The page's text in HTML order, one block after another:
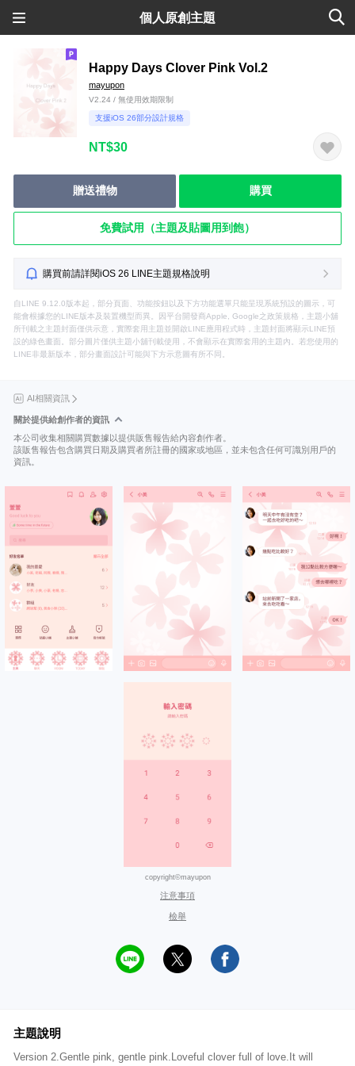
個人原創主題
Happy Days Clover Pink Vol.2
mayupon
V2.24 / 無使用效期限制
支援iOS 26部分設計規格
NT$30
贈送禮物 購買
免費試用（主題及貼圖用到飽）
購買前請詳閱iOS 26 LINE主題規格說明
自LINE 9.12.0版本起，部分頁面、功能按鈕以及下方功能選單只能呈現系統預設的圖示，可
能會根據您的LINE版本及裝置機型而異。因平台開發商Apple, Google之政策規格，主題小舖
所刊載之主題封面僅供示意，實際套用主題並開啟LINE應用程式時，主題封面將顯示LINE預
設的綠色畫面。部分圖片僅供主題小舖刊載使用，不會顯示在實際套用的主題內。若您使用的
LINE非最新版本，部分畫面設計可能與下方示意圖有所不同。
AI相關資訊
關於提供給創作者的資訊
本公司收集相關購買數據以提供販售報告給內容創作者。
該販售報告包含購買日期及購買者所註冊的國家或地區，並未包含任何可識別用戶的
資訊。
copyright©mayupon
注意事項
檢舉
主題說明
Version 2.Gentle pink, gentle pink.Loveful clover full of love.It will